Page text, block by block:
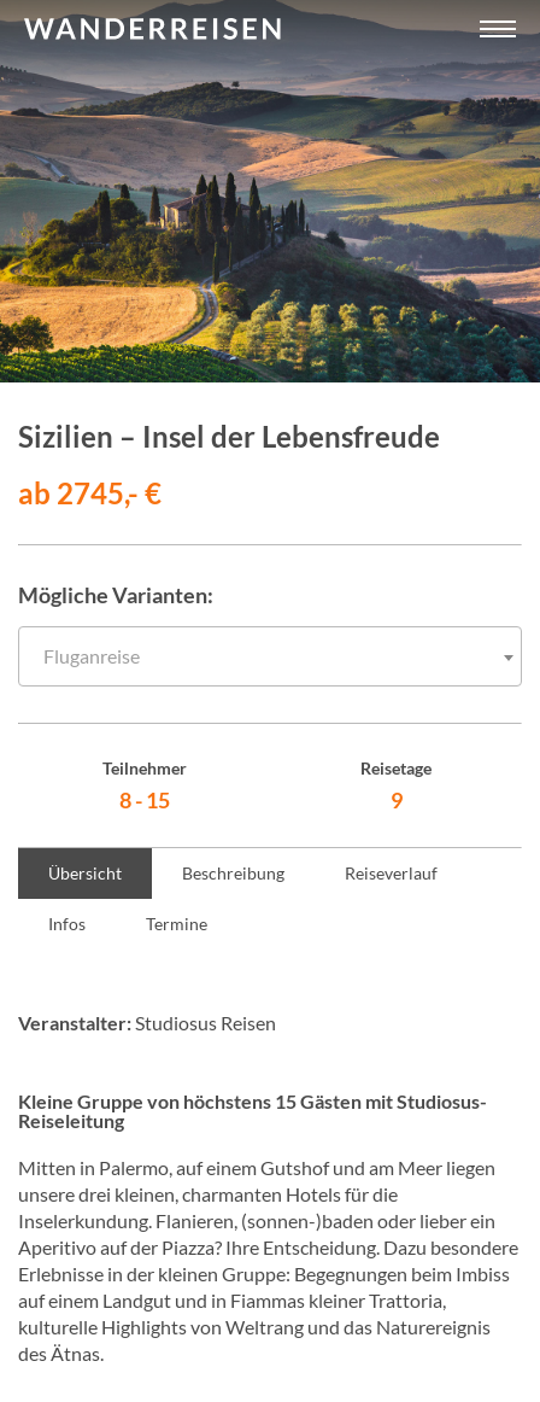
Sizilien – Insel der Lebensfreude
ab 2745,- €
Mögliche Varianten:
Fluganreise
Teilnehmer
8 - 15
Reisetage
9
Übersicht Beschreibung Reiseverlauf
Infos Termine
Veranstalter:Studiosus Reisen
Kleine Gruppe von höchstens 15 Gästen mit Studiosus-
Reiseleitung
Mitten in Palermo, auf einem Gutshof und am Meer liegen
unsere drei kleinen, charmanten Hotels für die
Inselerkundung. Flanieren, (sonnen-)baden oder lieber ein
Aperitivo auf der Piazza? Ihre Entscheidung. Dazu besondere
Erlebnisse in der kleinen Gruppe: Begegnungen beim Imbiss
auf einem Landgut und in Fiammas kleiner Trattoria,
kulturelle Highlights von Weltrang und das Naturereignis
des Ätnas.